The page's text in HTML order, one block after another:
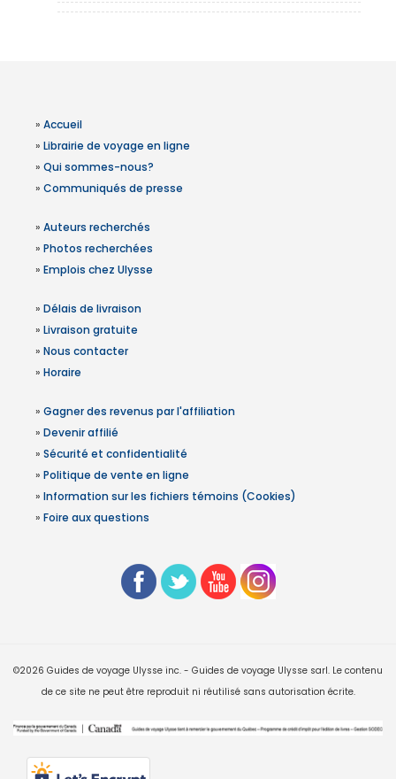
» Accueil
» Librairie de voyage en ligne
» Qui sommes-nous?
» Communiqués de presse
» Auteurs recherchés
» Photos recherchées
» Emplois chez Ulysse
» Délais de livraison
» Livraison gratuite
» Nous contacter
» Horaire
» Gagner des revenus par l'affiliation
» Devenir affilié
» Sécurité et confidentialité
» Politique de vente en ligne
» Information sur les fichiers témoins (Cookies)
» Foire aux questions
©2026 Guides de voyage Ulysse inc. - Guides de voyage Ulysse sarl. Le contenu
de ce site ne peut être reproduit ni réutilisé sans autorisation écrite.